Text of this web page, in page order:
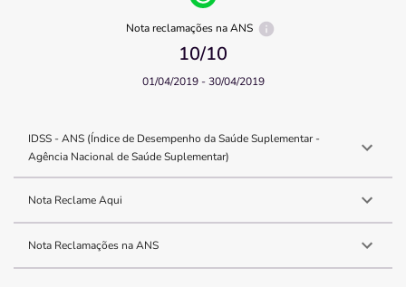
Nota reclamações na ANS
10/10
01/04/2019 - 30/04/2019
IDSS - ANS (Índice de Desempenho da Saúde Suplementar -
Agência Nacional de Saúde Suplementar)
Nota Reclame Aqui
Nota Reclamações na ANS